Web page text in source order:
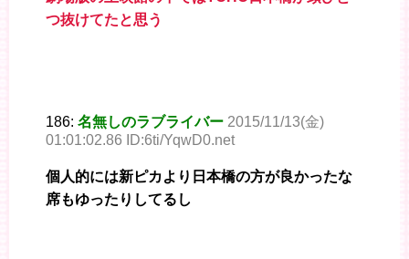
つ抜けてたと思う
186: 名無しのラブライバー 2015/11/13(金)
01:01:02.86 ID:6ti/YqwD0.net
個人的には新ピカより日本橋の方が良かったな
席もゆったりしてるし